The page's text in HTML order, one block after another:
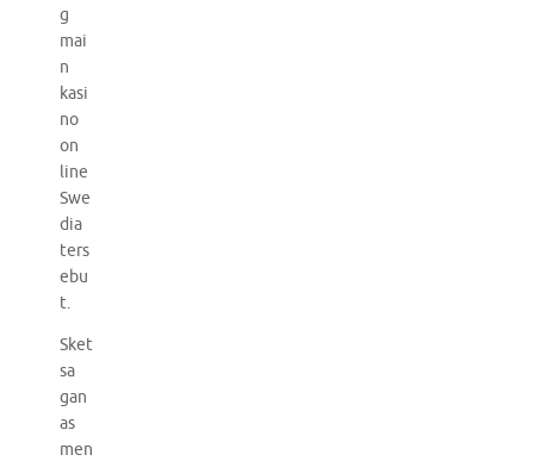
g
mai
n
kasi
no
on
line
Swe
dia
ters
ebu
t.
Sket
sa
gan
as
men